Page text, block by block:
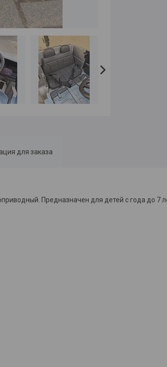
для заказа
Предназначен для детей с года до 7